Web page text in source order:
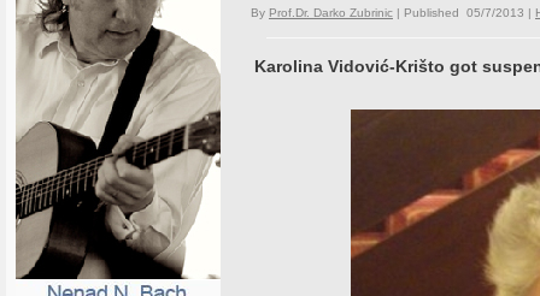
By Prof.Dr. Darko Zubrinic | Published 05/7/2013 |
Karolina Vidović-Krišto got